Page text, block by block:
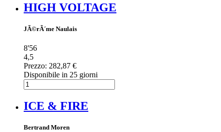
HIGH VOLTAGE
JÃ©rÃ´me Naulais
8'56
4,5
Prezzo: 282,87 €
Disponibile in 25 giorni
ICE & FIRE
Bertrand Moren